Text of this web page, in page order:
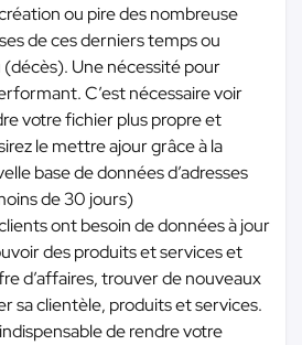
ou pire des nombreuse
de ces derniers temps ou
Une nécessité pour
C’est nécessaire voir
votre fichier plus propre et
le mettre ajour grâce à la
base de données d’adresses
de 30 jours)
ont besoin de données à jour
des produits et services et
d’affaires, trouver de nouveaux
sa clientèle, produits et services.
de rendre votre